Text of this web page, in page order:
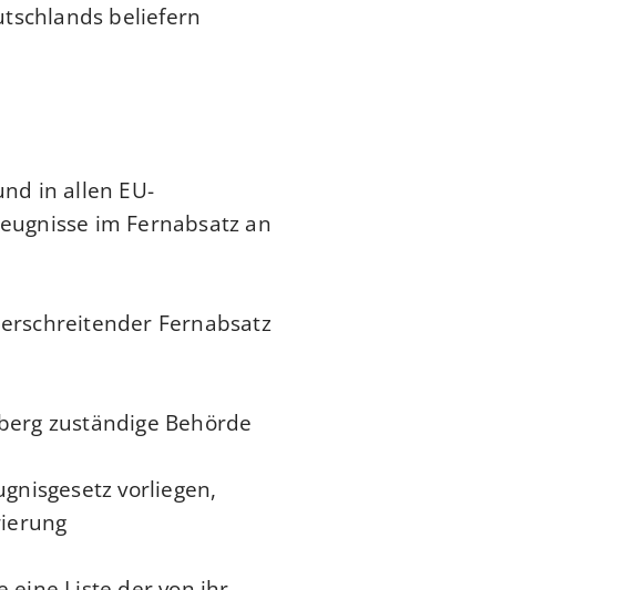
beliefern.
in allen EU-
im Fernabsatz an
Fernabsatz
zuständige Behörde.
vorliegen,